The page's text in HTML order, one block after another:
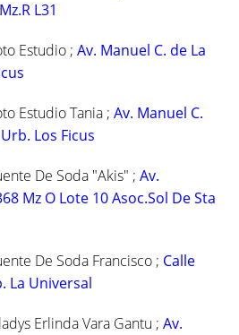
L31
Estudio ;Av. Manuel C. de La
Estudio Tania ;Av. Manuel C.
Los Ficus
De Soda "Akis" ;Av.
Mz O Lote 10 Asoc.Sol De Sta
De Soda Francisco ; Calle
La Universal
Erlinda Vara Gantu ;Av.